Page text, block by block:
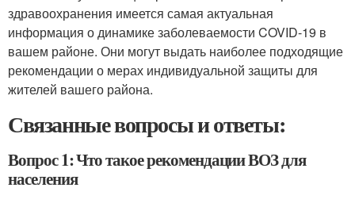
здравоохранения имеется самая актуальная
информация о динамике заболеваемости COVID-19 в
вашем районе. Они могут выдать наиболее подходящие
рекомендации о мерах индивидуальной защиты для
жителей вашего района.
Связанные вопросы и ответы:
Вопрос 1: Что такое рекомендации ВОЗ для
населения